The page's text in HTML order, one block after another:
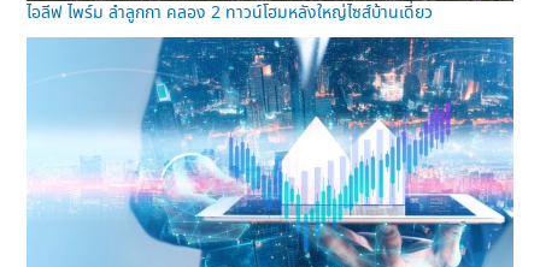
ไอลีฟ ไพร์ม ลำลูกกา คลอง 2 ทาวน์โฮมหลังใหญ่ไซส์บ้านเดี่ยว